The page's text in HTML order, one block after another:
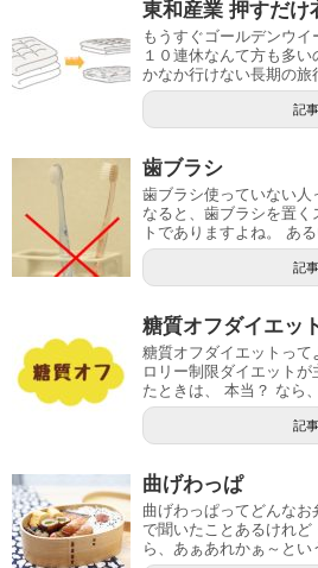
東和産業 押すだけ
もうすぐゴールデンウ
１０連休なんて方も多
かなか行けない長期の旅
記
歯ブラシ
歯ブラシ使っていない人
なると、歯ブラシを置
トでありますよね。 あ
記
糖質オフダイエッ
糖質オフダイエットって
ロリー制限ダイエット
たときは、 本当？ なら
記
曲げわっぱ
曲げわっぱってどんな
で聞いたことあるけれ
ら、あぁあれかぁ～とい